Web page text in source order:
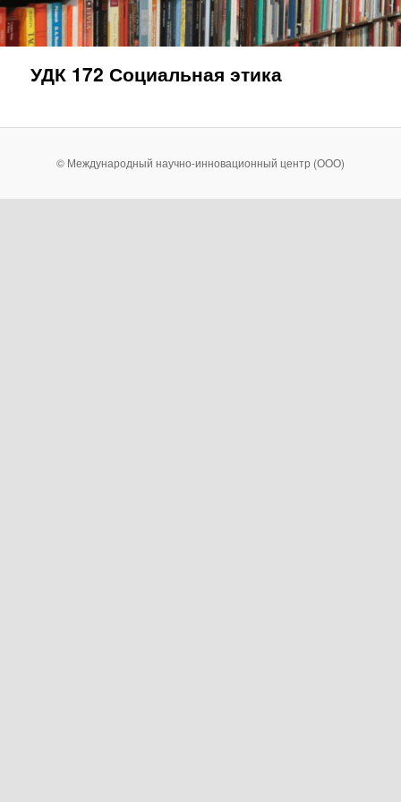
УДК 172 Социальная этика
© Международный научно-инновационный центр (ООО)